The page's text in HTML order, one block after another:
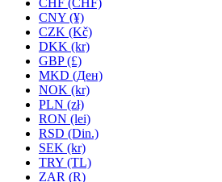
CHF (CHF)
CNY (¥)
CZK (Kč)
DKK (kr)
GBP (£)
MKD (Ден)
NOK (kr)
PLN (zł)
RON (lei)
RSD (Din.)
SEK (kr)
TRY (TL)
ZAR (R)